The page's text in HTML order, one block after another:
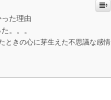
た理由
。。。
ときの心に芽生えた不思議な感情